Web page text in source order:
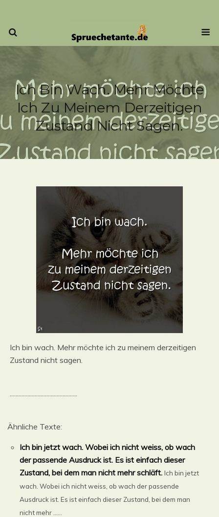
Ich Bin Wach. Mehr Möchte
Ich Zu Meinem Derzeitigen
Zustand Nicht Sagen.
Ich bin wach. Mehr möchte ich zu meinem derzeitigen
Zustand nicht sagen.
..............................................
Ähnliche Texte:
Ich bin jetzt wach. Wobei ich nicht weiss, ob wach
der passende Ausdruck ist. Es ist einfach dieser
Zustand, bei dem man nicht mehr schläft. Ich bin jetzt
wach. Wobei ich nicht weiss, ob wach der passende
Ausdruck ist. Es ist einfach dieser Zustand, bei dem man
nicht mehr ......